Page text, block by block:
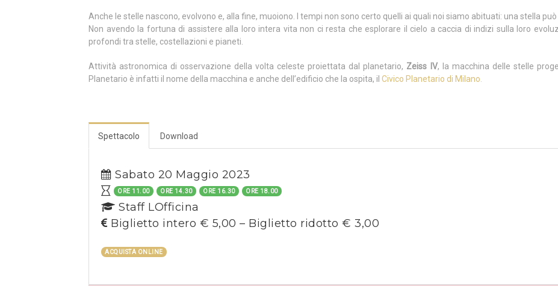
Anche le stelle nascono, evolvono e, alla fine, muoiono. I tempi non sono certo quelli ai quali noi siamo abituati: una stella
Non avendo la fortuna di assistere alla loro intera vita non ci resta che esplorare il cielo a caccia di indizi sulla loro
profondi tra stelle, costellazioni e pianeti.
Attività astronomica di osservazione della volta celeste proiettata dal planetario, Zeiss IV, la macchina delle stelle
Planetario è infatti il nome della macchina e anche dell’edificio che la ospita, il Civico Planetario di Milano.
Spettacolo Download
Sabato 20 Maggio 2023
ORE 11.00 ORE 14.30 ORE 16.30 ORE 18.00
Staff LOfficina
Biglietto intero € 5,00 – Biglietto ridotto € 3,00
ACQUISTA ONLINE